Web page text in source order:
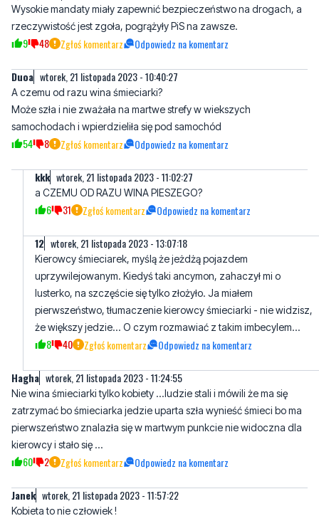
Duoa wtorek, 21 listopada 2023 - 10:40:27
A czemu od razu wina śmieciarki?
samochodach i wpierdzieliła się pod samochód
54 8 Zgłoś komentarz Odpowiedz na komentarz
kkk wtorek, 21 listopada 2023 - 11:02:27
a CZEMU OD RAZU WINA PIESZEGO?
12 wtorek, 21 listopada 2023 - 13:07:18
Kierowcy śmieciarek, myślą że jeżdżą pojazdem
lusterko, na szczęście się tylko złożyło. Ja miałem
pierwszeństwo, tłumaczenie kierowcy śmieciarki - nie widzisz,
że większy jedzie... O czym rozmawiać z takim imbecylem...
8 40 Zgłoś komentarz Odpowiedz na komentarz
Hagha wtorek, 21 listopada 2023 - 11:24:55
Nie wina śmieciarki tylko kobiety ...ludzie stali i mówili że ma się
pierwszeństwo znalazła się w martwym punkcie nie widoczna dla
kierowcy i stało się ...
60 2 Zgłoś komentarz Odpowiedz na komentarz
Janek wtorek, 21 listopada 2023 - 11:57:22
Kobieta to nie człowiek !
Aktualizacja wtorek, 21 listopada 2023 - 12:17:49